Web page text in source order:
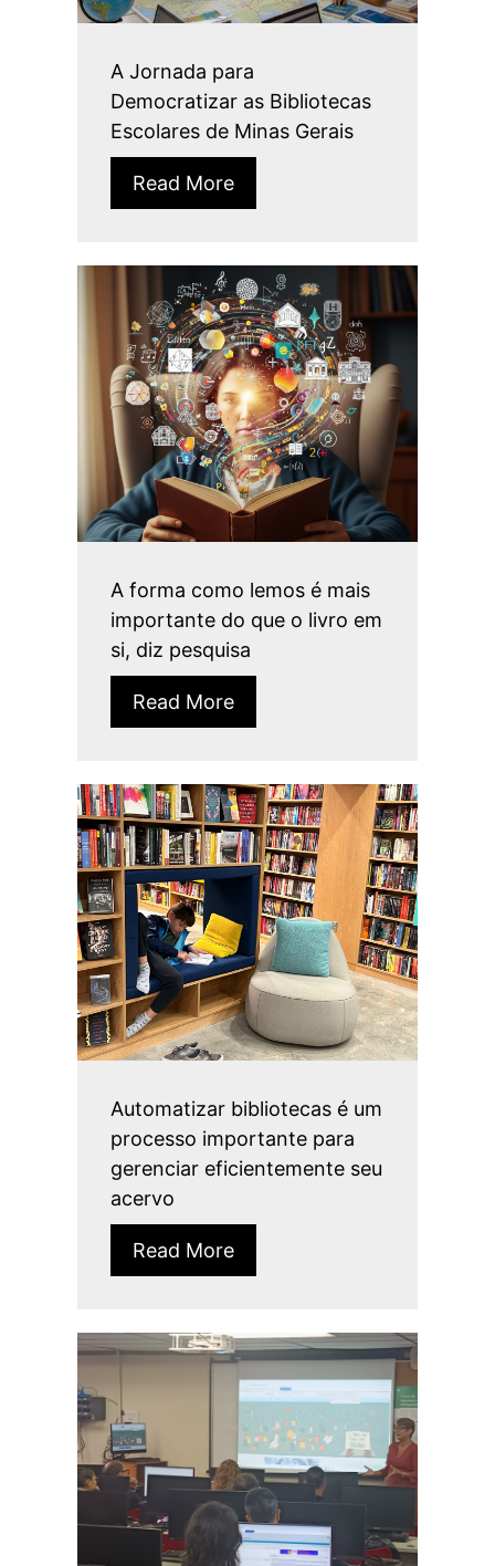
A Jornada para
Democratizar as Bibliotecas
Escolares de Minas Gerais
Read More
A forma como lemos é mais
importante do que o livro em
si, diz pesquisa
Read More
Automatizar bibliotecas é um
processo importante para
gerenciar eficientemente seu
acervo
Read More